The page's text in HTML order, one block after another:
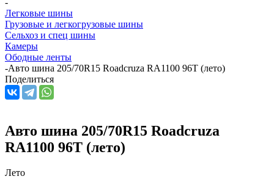
Легковые шины
Грузовые и легкогрузовые шины
Сельхоз и спец шины
Камеры
Ободные ленты
-Авто шина 205/70R15 Roadcruza RA1100 96T (лето)
Поделиться
Авто шина 205/70R15 Roadcruza
RA1100 96T (лето)
Лето